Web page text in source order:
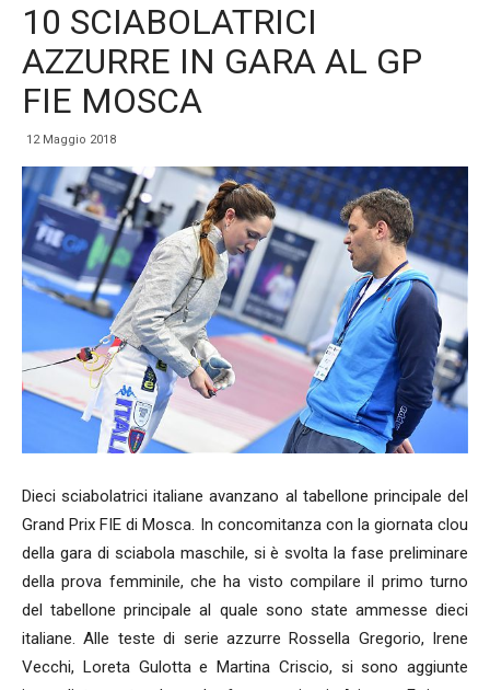
10 SCIABOLATRICI
AZZURRE IN GARA AL GP
FIE MOSCA
12 Maggio 2018
Dieci sciabolatrici italiane avanzano al tabellone principale del
Grand Prix FIE di Mosca. In concomitanza con la giornata clou
della gara di sciabola maschile, si è svolta la fase preliminare
della prova femminile, che ha visto compilare il primo turno
del tabellone principale al quale sono state ammesse dieci
italiane. Alle teste di serie azzurre Rossella Gregorio, Irene
Vecchi, Loreta Gulotta e Martina Criscio, si sono aggiunte